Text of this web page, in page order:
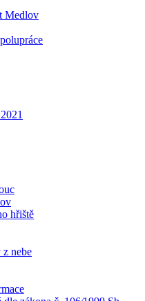
Medlov
hřiště
nebe